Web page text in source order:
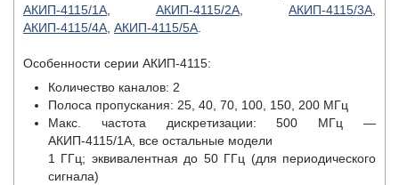
АКИП-4115/1А
АКИП-4115/2А АКИП-4115/3А
АКИП-4115/4А АКИП-4115/5А
Особенности серии АКИП-4115:
Количество каналов: 2
Полоса пропускания: 25, 40, 70, 100, 150, 200 МГц
Макс. частота дискретизации: 500 МГц —
АКИП-4115/1А, все остальные модели
1 ГГц; эквивалентная до 50 ГГц (для периодического
сигнала)